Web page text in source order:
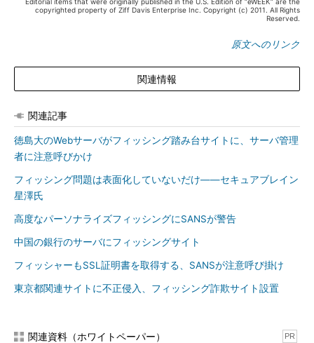
copyrighted property of Ziff Davis Enterprise Inc. Copyright (c) 2011. All Rights
Reserved.
原文へのリンク
関連情報
関連記事
徳島大のWebサーバがフィッシング踏み台サイトに、サーバ管理
者に注意呼びかけ
フィッシング問題は表面化していないだけ――セキュアブレイン
星澤氏
高度なパーソナライズフィッシングにSANSが警告
中国の銀行のサーバにフィッシングサイト
フィッシャーもSSL証明書を取得する、SANSが注意呼び掛け
東京都関連サイトに不正侵入、フィッシング詐欺サイト設置
関連資料（ホワイトペーパー） PR